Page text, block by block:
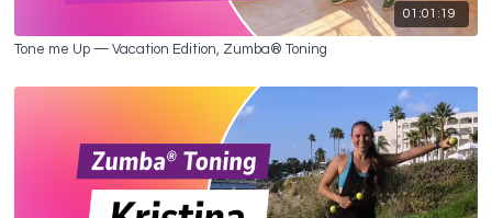
01:01:19
Tone me Up — Vacation Edition, Zumba® Toning